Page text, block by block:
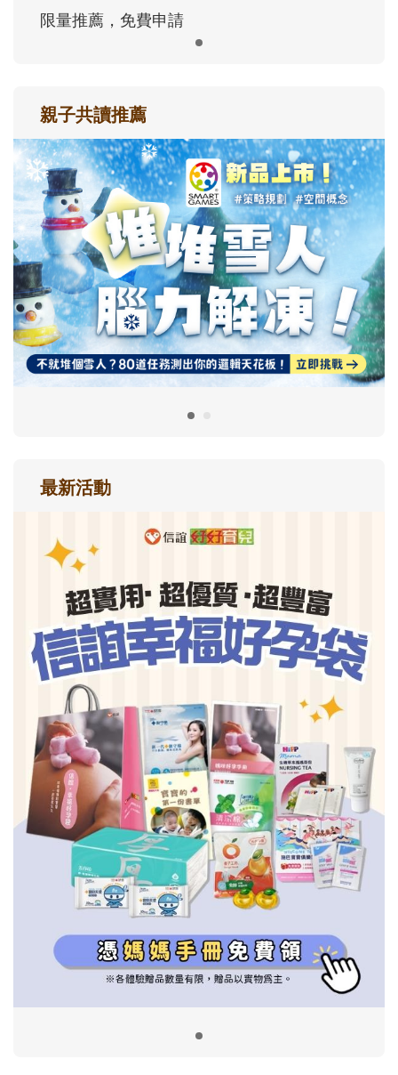
限量推薦，免費申請
親子共讀推薦
最新活動
信誼基金會
2022信誼年度報告
2023信誼年度報告
2024信誼年度報告
附設幼兒園
小袋鼠幼師網